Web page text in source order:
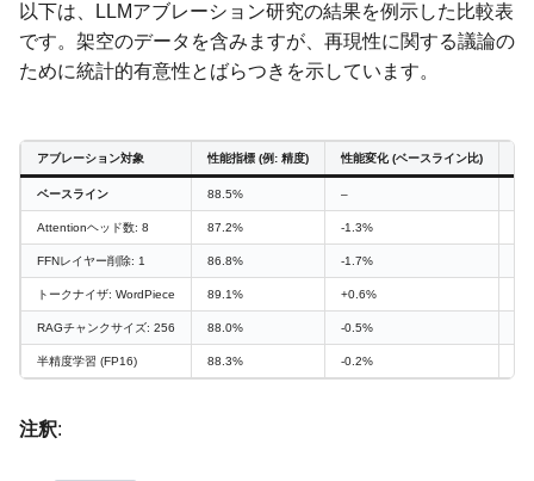
以下は、LLMアブレーション研究の結果を例示した比較表
です。架空のデータを含みますが、再現性に関する議論の
ために統計的有意性とばらつきを示しています。
アブレーション対象 性能指標 (例: 精度) 性能変化 (ベースライン比)
ベースライン 88.5% –
Attentionヘッド数: 8 87.2% -1.3%
FFNレイヤー削除: 1 86.8% -1.7%
トークナイザ: WordPiece 89.1% +0.6%
RAGチャンクサイズ: 256 88.0% -0.5%
半精度学習 (FP16) 88.3% -0.2%
注釈: